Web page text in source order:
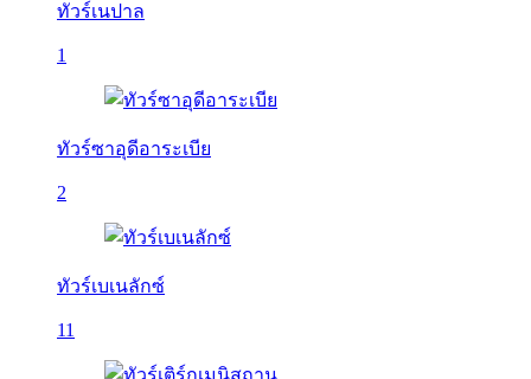
ทัวร์เนปาล
1
ทัวร์ซาอุดีอาระเบีย
2
ทัวร์เบเนลักซ์
11